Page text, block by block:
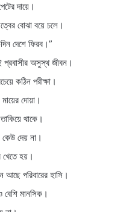
দায়ে।
বোঝা বয়ে চলে।
দেশে ফিরব।”
প্রবাসীর অসুস্থ জীবন।
কঠিন পরীক্ষা।
দোয়া।
থাকে।
দেয় না।
খেতে হয়।
পরিবারের হাসি।
বেশি মানসিক।